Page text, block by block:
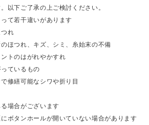
以下ご了承の上ご検討ください。
て若干違いがあります
れ
ほつれ、キズ、シミ、糸始末の不備
トのはがれやかすれ
ているもの
修繕可能なシワや折り目
場合がございます
ボタンホールが開いていない場合があります